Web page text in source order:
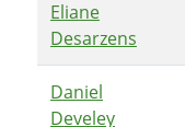
Eliane
Desarzens
Daniel
Develey